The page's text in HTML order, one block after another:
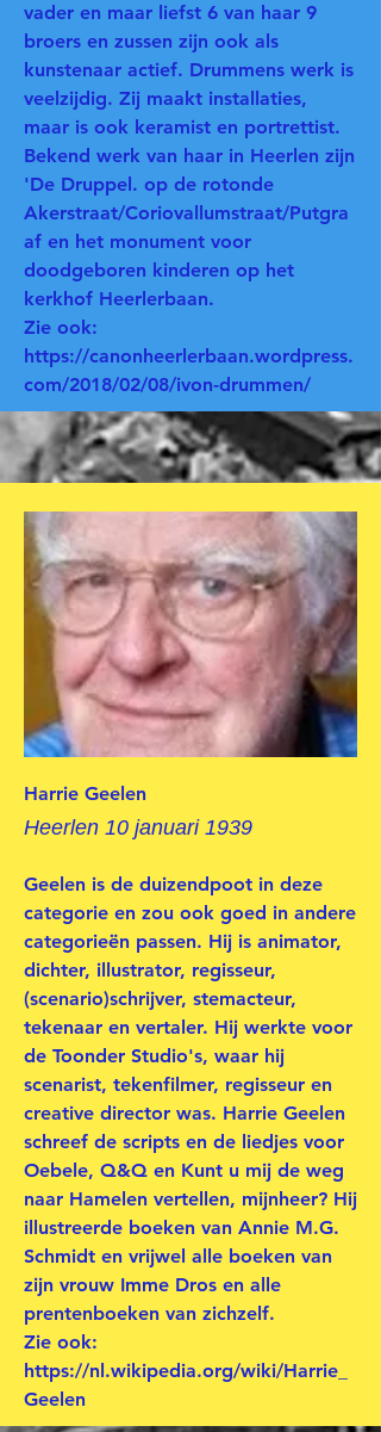
vader en maar liefst 6 van haar 9
broers en zussen zijn ook als
kunstenaar actief. Drummens werk is
veelzijdig. Zij maakt installaties,
maar is ook keramist en portrettist.
Bekend werk van haar in Heerlen zijn
'De Druppel. op de rotonde
Akerstraat/Coriovallumstraat/Putgra
af en het monument voor
doodgeboren kinderen op het
kerkhof Heerlerbaan.
Zie ook:
https://canonheerlerbaan.wordpress.
com/2018/02/08/ivon-drummen/
Harrie Geelen
Heerlen 10 januari 1939
Geelen is de duizendpoot in deze
categorie en zou ook goed in andere
categorieën passen. Hij is animator,
dichter, illustrator, regisseur,
(scenario)schrijver, stemacteur,
tekenaar en vertaler. Hij werkte voor
de Toonder Studio's, waar hij
scenarist, tekenfilmer, regisseur en
creative director was. Harrie Geelen
schreef de scripts en de liedjes voor
Oebele, Q&Q en Kunt u mij de weg
naar Hamelen vertellen, mijnheer? Hij
illustreerde boeken van Annie M.G.
Schmidt en vrijwel alle boeken van
zijn vrouw Imme Dros en alle
prentenboeken van zichzelf.
Zie ook:
https://nl.wikipedia.org/wiki/Harrie_
Geelen